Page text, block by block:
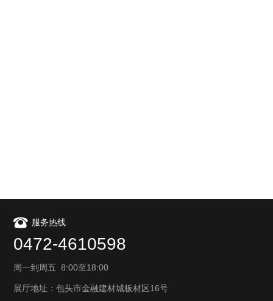
服务热线
0472-4610598
周一到周五 8:00至18:00
展厅地址：包头市金融建材城板材区16号